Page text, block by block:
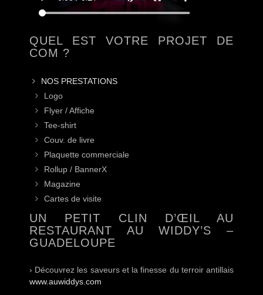
QUEL EST VOTRE PROJET DE
COM ?
NOS PRESTATIONS
Logo
Flyer / Affiche
Tee-shirt
Couv. de livre
Plaquette commerciale
Rollup / BannerX
Magazine
Cartes de visite
UN PETIT CLIN D’ŒIL AU
RESTAURANT AU WIDDY’S –
GUADELOUPE
› Découvrez les saveurs et la finesse du terroir antillais
www.auwiddys.com